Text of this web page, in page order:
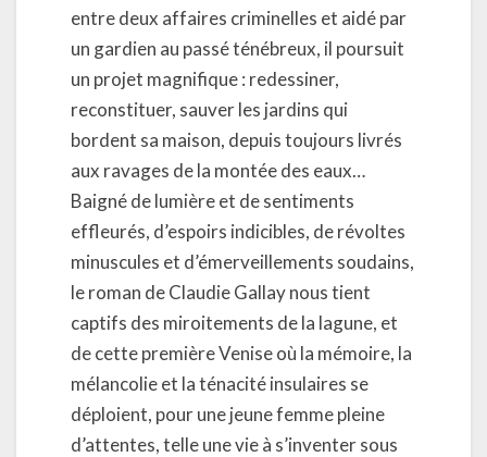
entre deux affaires criminelles et aidé par
un gardien au passé ténébreux, il poursuit
un projet magnifique : redessiner,
reconstituer, sauver les jardins qui
bordent sa maison, depuis toujours livrés
aux ravages de la montée des eaux…
Baigné de lumière et de sentiments
effleurés, d’espoirs indicibles, de révoltes
minuscules et d’émerveillements soudains,
le roman de Claudie Gallay nous tient
captifs des miroitements de la lagune, et
de cette première Venise où la mémoire, la
mélancolie et la ténacité insulaires se
déploient, pour une jeune femme pleine
d’attentes, telle une vie à s’inventer sous